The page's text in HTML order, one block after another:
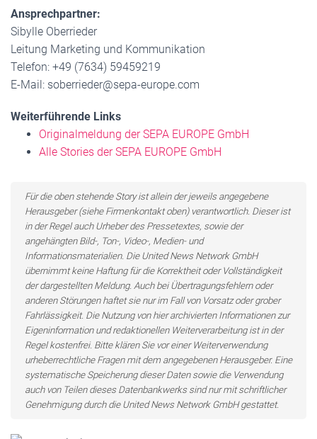
Ansprechpartner:
Sibylle Oberrieder
Leitung Marketing und Kommunikation
Telefon: +49 (7634) 59459219
E-Mail: soberrieder@sepa-europe.com
Weiterführende Links
Originalmeldung der SEPA EUROPE GmbH
Alle Stories der SEPA EUROPE GmbH
Für die oben stehende Story ist allein der jeweils angegebene
Herausgeber (siehe Firmenkontakt oben) verantwortlich. Dieser ist
in der Regel auch Urheber des Pressetextes, sowie der
angehängten Bild-, Ton-, Video-, Medien- und
Informationsmaterialien. Die United News Network GmbH
übernimmt keine Haftung für die Korrektheit oder Vollständigkeit
der dargestellten Meldung. Auch bei Übertragungsfehlern oder
anderen Störungen haftet sie nur im Fall von Vorsatz oder grober
Fahrlässigkeit. Die Nutzung von hier archivierten Informationen zur
Eigeninformation und redaktionellen Weiterverarbeitung ist in der
Regel kostenfrei. Bitte klären Sie vor einer Weiterverwendung
urheberrechtliche Fragen mit dem angegebenen Herausgeber. Eine
systematische Speicherung dieser Daten sowie die Verwendung
auch von Teilen dieses Datenbankwerks sind nur mit schriftlicher
Genehmigung durch die United News Network GmbH gestattet.